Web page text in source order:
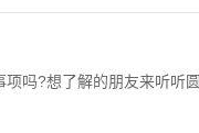
吗?想了解的朋友来听听